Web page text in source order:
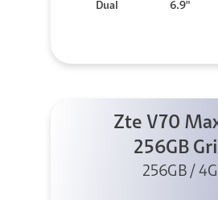
Dual
6.9"
Zte V70
256GB
256GB / 4G